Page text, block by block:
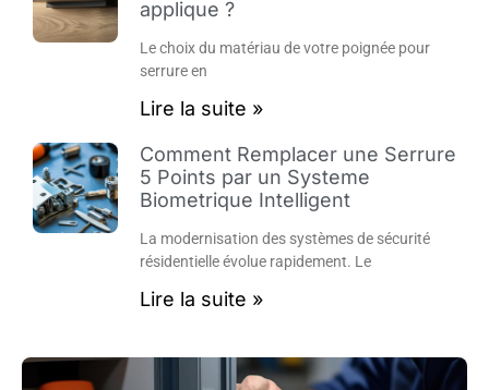
applique ?
Le choix du matériau de votre poignée pour
serrure en
Lire la suite »
Comment Remplacer une Serrure
5 Points par un Systeme
Biometrique Intelligent
La modernisation des systèmes de sécurité
résidentielle évolue rapidement. Le
Lire la suite »